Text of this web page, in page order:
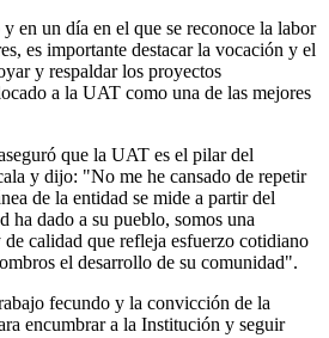
en un día en el que se reconoce la labor
es importante destacar la vocación y el
y respaldar los proyectos
a la UAT como una de las mejores
que la UAT es el pilar del
y dijo: "No me he cansado de repetir
de la entidad se mide a partir del
ha dado a su pueblo, somos una
calidad que refleja esfuerzo cotidiano
el desarrollo de su comunidad".
fecundo y la convicción de la
encumbrar a la Institución y seguir